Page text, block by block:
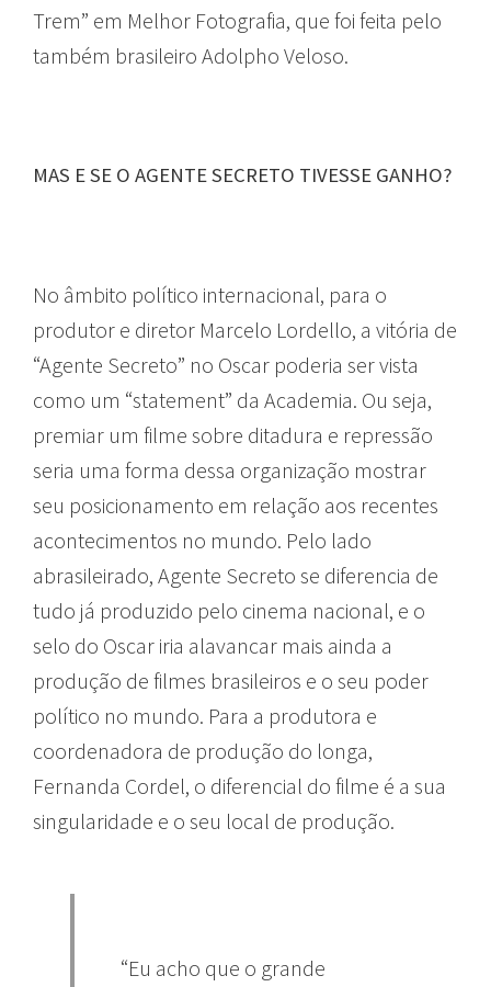
Trem” em Melhor Fotografia, que foi feita pelo
também brasileiro Adolpho Veloso.
MAS E SE O AGENTE SECRETO TIVESSE GANHO?
No âmbito político internacional, para o
produtor e diretor Marcelo Lordello, a vitória de
“Agente Secreto” no Oscar poderia ser vista
como um “statement” da Academia. Ou seja,
premiar um filme sobre ditadura e repressão
seria uma forma dessa organização mostrar
seu posicionamento em relação aos recentes
acontecimentos no mundo. Pelo lado
abrasileirado, Agente Secreto se diferencia de
tudo já produzido pelo cinema nacional, e o
selo do Oscar iria alavancar mais ainda a
produção de filmes brasileiros e o seu poder
político no mundo. Para a produtora e
coordenadora de produção do longa,
Fernanda Cordel, o diferencial do filme é a sua
singularidade e o seu local de produção.
“Eu acho que o grande